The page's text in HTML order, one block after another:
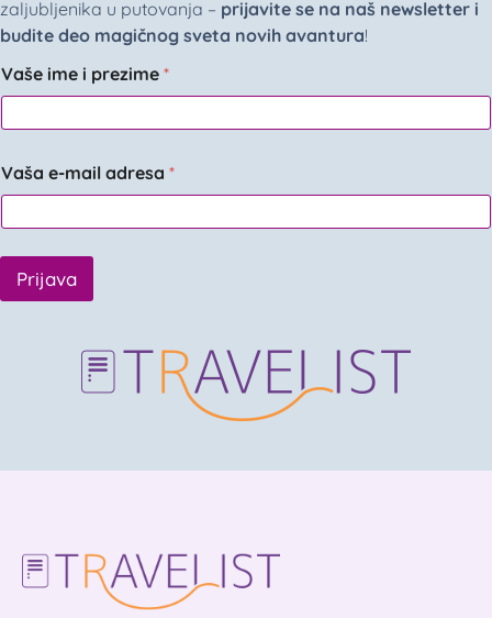
zaljubljenika u putovanja – prijavite se na naš newsletter i
budite deo magičnog sveta novih avantura!
Vaše ime i prezime *
Vaša e-mail adresa *
Prijava